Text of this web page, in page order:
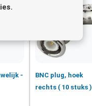
-
BNC plug, hoek
rechts ( 10 stuks )